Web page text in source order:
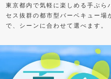
東京都内で気軽に楽しめる手ぶら
セス抜群の都市型バーベキュー場
で、シーンに合わせて選べます。